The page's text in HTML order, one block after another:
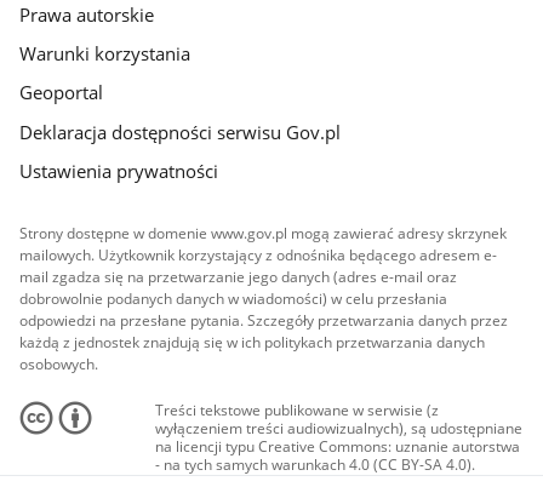
Prawa autorskie
Warunki korzystania
Geoportal
Deklaracja dostępności serwisu Gov.pl
Ustawienia prywatności
Strony dostępne w domenie www.gov.pl mogą zawierać adresy skrzynek
mailowych. Użytkownik korzystający z odnośnika będącego adresem e-
mail zgadza się na przetwarzanie jego danych (adres e-mail oraz
dobrowolnie podanych danych w wiadomości) w celu przesłania
odpowiedzi na przesłane pytania. Szczegóły przetwarzania danych przez
każdą z jednostek znajdują się w ich politykach przetwarzania danych
osobowych.
Treści tekstowe publikowane w serwisie (z
wyłączeniem treści audiowizualnych), są udostępniane
na licencji typu Creative Commons: uznanie autorstwa
- na tych samych warunkach 4.0 (CC BY-SA 4.0).
Materiały audiowizualne, w tym zdjęcia, materiały